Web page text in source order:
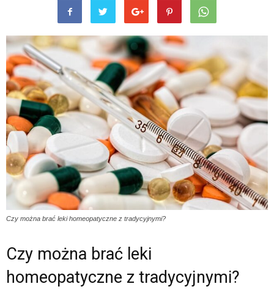
Czy można brać leki homeopatyczne z tradycyjnymi?
Czy można brać leki
homeopatyczne z tradycyjnymi?